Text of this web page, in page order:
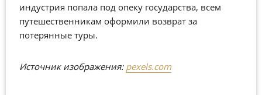
индустрия попала под опеку государства, всем
путешественникам оформили возврат за
потерянные туры.
Источник изображения: pexels.com